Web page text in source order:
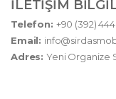
İLETIŞIM
Telefon: +90 (392)
Email:
Adres:Yeni Organize